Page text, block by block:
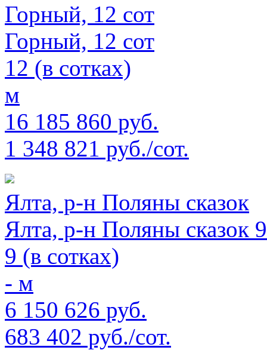
Горный, 12 сот
Горный, 12 сот
12 (в сотках)
м
16 185 860 руб.
1 348 821 руб./сот.
Ялта, р-н Поляны сказок
Ялта, р-н Поляны сказок
9 (в сотках)
- м
6 150 626 руб.
683 402 руб./сот.